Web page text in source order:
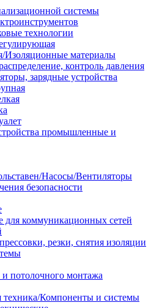
системы
технологии
Изоляционные материалы
контроль давления
зарядные устройства
промышленные и
Насосы/Вентиляторы
безопасности
для коммуникационных сетей
резки, снятия изоляции
потолочного монтажа
Компоненты и системы